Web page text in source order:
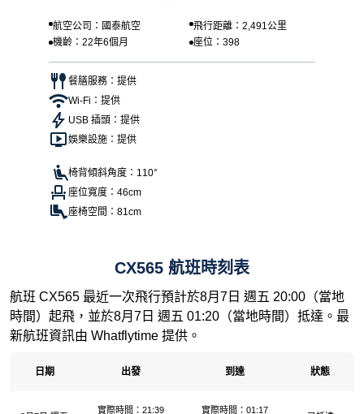
航空公司：國泰航空
飛行距離：2,491公里
機齡：22年6個月
座位：398
餐膳服務：提供
Wi-Fi：提供
USB 插頭：提供
娛樂設施：提供
椅背傾斜角度：110°
座位寬度：46cm
座椅空間：81cm
CX565 航班時刻表
航班 CX565 最近一次飛行預計於8月7日 週五 20:00（當地
時間）起飛，並於8月7日 週五 01:20（當地時間）抵達。最
新航班資訊由 Whatflytime 提供。
日期 出發 到達 狀態
實際時間：21:39
實際時間：01:17